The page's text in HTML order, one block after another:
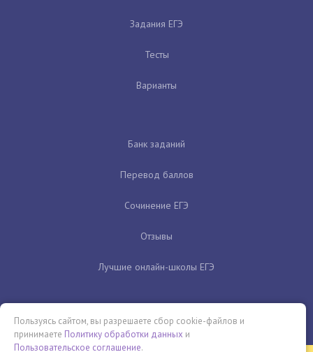
Задания ЕГЭ
Тесты
Варианты
Банк заданий
Перевод баллов
Сочинение ЕГЭ
Отзывы
Лучшие онлайн-школы ЕГЭ
Пользуясь сайтом, вы разрешаете сбор cookie-файлов и
принимаете Политику обработки данных и
Пользовательское соглашение.